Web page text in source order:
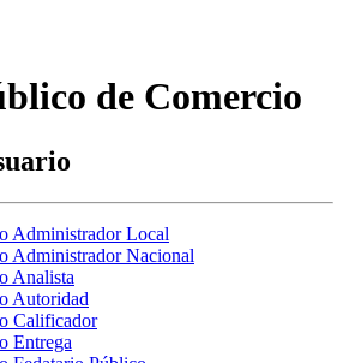
de Comercio
Administrador Local
Administrador Nacional
Analista
Autoridad
Calificador
Entrega